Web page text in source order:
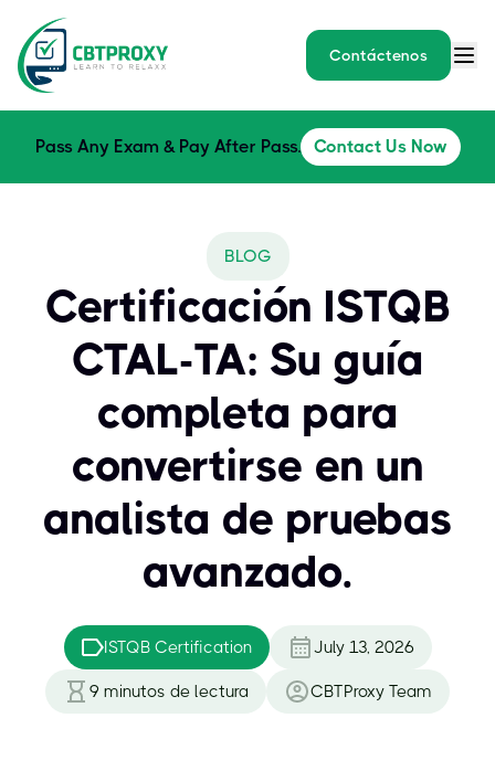
Contáctenos
Pass Any Exam & Pay After Pass. Contact Us Now
BLOG
Certificación ISTQB
CTAL-TA: Su guía
completa para
convertirse en un
analista de pruebas
avanzado.
ISTQB Certification July 13, 2026
9 minutos de lectura CBTProxy Team